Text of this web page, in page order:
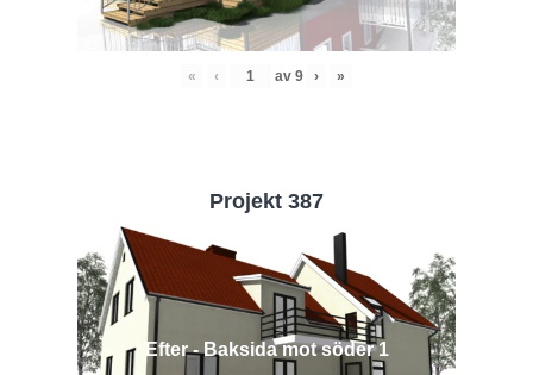
« ‹ av 9 › »
Projekt 387
Efter - Baksida mot söder 1